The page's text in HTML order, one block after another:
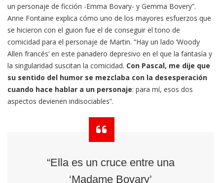
un personaje de ficción -Emma Bovary- y Gemma Bovery”.
Anne Fontaine explica cómo uno de los mayores esfuerzos que
se hicieron con el guion fue el de conseguir el tono de
comicidad para el personaje de Martin. “Hay un lado ‘Woody
Allen francés’ en este panadero depresivo en el que la fantasía y
la singularidad suscitan la comicidad. Con Pascal, me dije que
su sentido del humor se mezclaba con la desesperación
cuando hace hablar a un personaje: para mí, esos dos
aspectos devienen indisociables”.
“Ella es un cruce entre una
‘Madame Bovary’